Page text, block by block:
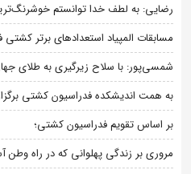
رضایی: به لطف خدا توانستم
مسابقات المپیاد استعدادهای برتر کشتی
شمسی‌پور: با سلاح زیرگیری به طلای
به همت اندیشکده فدراسیون کشتی
بر اساس تقویم فدراسیون کشتی؛
مروری بر زندگی پهلوانی که در راه وطن